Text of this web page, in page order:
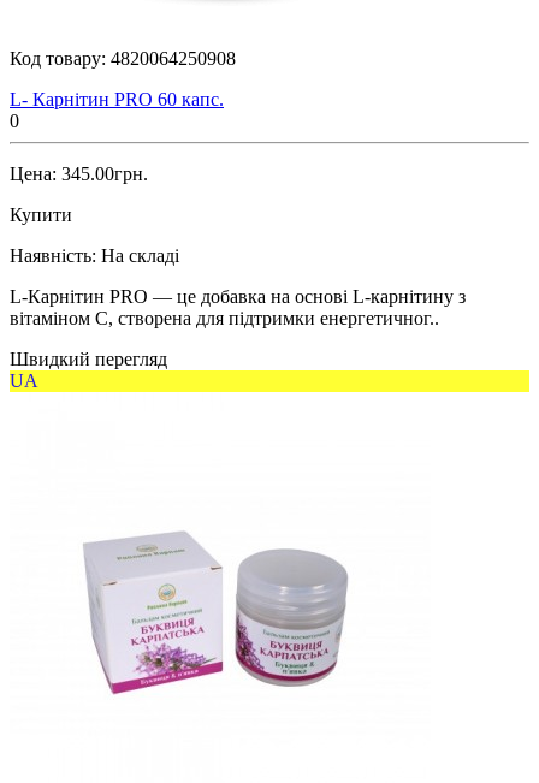
Код товару: 4820064250908
L- Карнітин PRO 60 капс.
0
Цена: 345.00грн.
Купити
Наявність: На складі
L-Карнітин PRO — це добавка на основі L-карнітину з
вітаміном C, створена для підтримки енергетичног..
Швидкий перегляд
UA